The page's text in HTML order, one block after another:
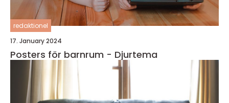
redaktionel
17. January 2024
Posters för barnrum - Djurtema